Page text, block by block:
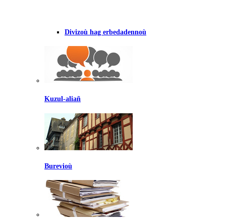
Divizoù hag erbedadennoù
Kuzul-aliañ
Burevioù